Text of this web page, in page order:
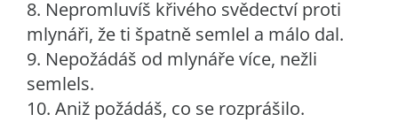
8. Nepromluvíš křivého svědectví proti
mlynáři, že ti špatně semlel a málo dal.
9. Nepožádáš od mlynáře více, nežli
semlels.
10. Aniž požádáš, co se rozprášilo.